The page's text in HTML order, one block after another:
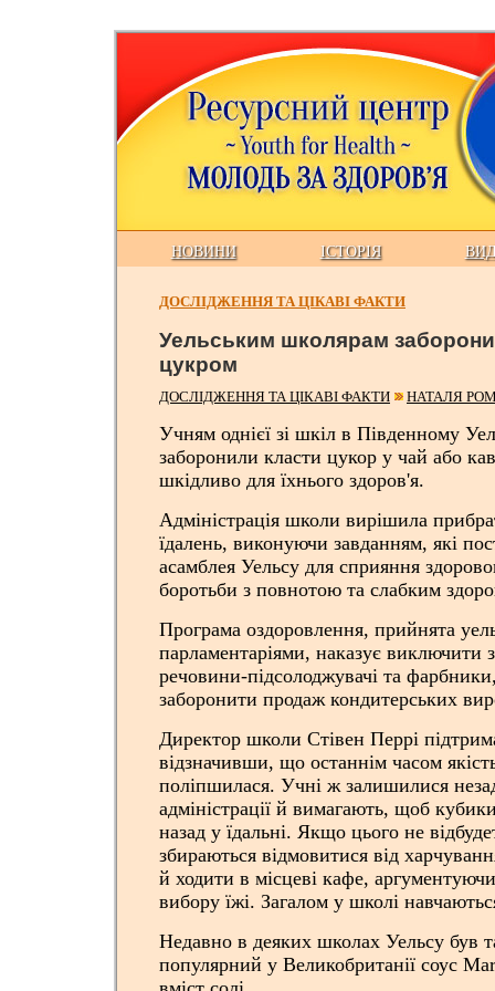
НОВИНИ ІСТОРІЯ
ДОСЛІДЖЕННЯ ТА ЦІКАВІ ФАКТИ
Уельським школярам
цукром
ДОСЛІДЖЕННЯ ТА ЦІКАВІ ФАКТИ НАТАЛЯ
Учням однієї зі шкіл в Південному
заборонили класти цукор у чай або
шкідливо для їхнього здоров'я.
Адміністрація школи вирішила
їдалень, виконуючи завданням, які
асамблея Уельсу для сприяння
боротьби з повнотою та слабким
Програма оздоровлення, прийнята
парламентаріями, наказує виключити
речовини-підсолоджувачі та
заборонити продаж кондитерських
Директор школи Стівен Перрі
відзначивши, що останнім часом
поліпшилася. Учні ж залишилися
адміністрації й вимагають, щоб
назад у їдальні. Якщо цього не
збираються відмовитися від
й ходити в місцеві кафе,
вибору їжі. Загалом у школі
Недавно в деяких школах Уельсу був
популярний у Великобританії соус